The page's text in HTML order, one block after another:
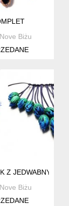
Biżu
Z JEDWABNYCH
Biżu